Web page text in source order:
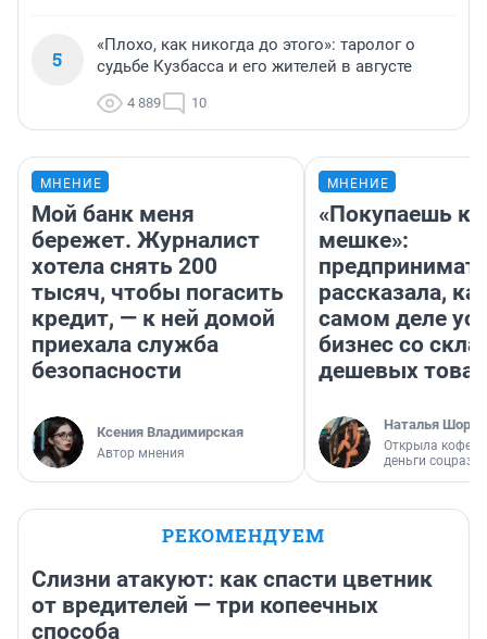
5
«Плохо, как никогда до этого»: таролог о
судьбе Кузбасса и его жителей в августе
4 889 10
МНЕНИЕ
Мой банк меня
бережет. Журналист
хотела снять 200
тысяч, чтобы погасить
кредит, — к ней домой
приехала служба
безопасности
Ксения Владимирская
Автор мнения
МНЕНИЕ
«Покупаешь
мешке»:
рассказала,
самом деле
бизнес со
дешевых
Наталья
Открыла
деньги
РЕКОМЕНДУЕМ
Слизни атакуют: как спасти цветник
от вредителей — три копеечных
способа